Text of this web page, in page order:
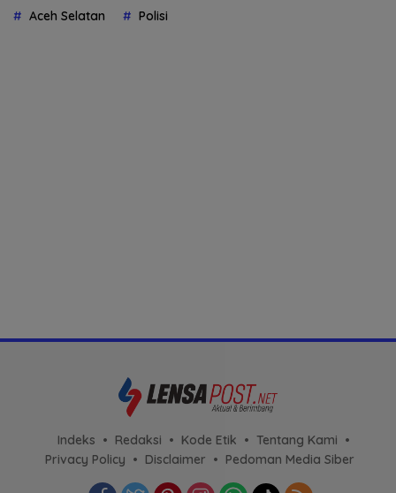
Aceh Selatan Polisi
Indeks Redaksi Kode Etik
Tentang Kami
Privacy Policy
Disclaimer Pedoman Media Siber